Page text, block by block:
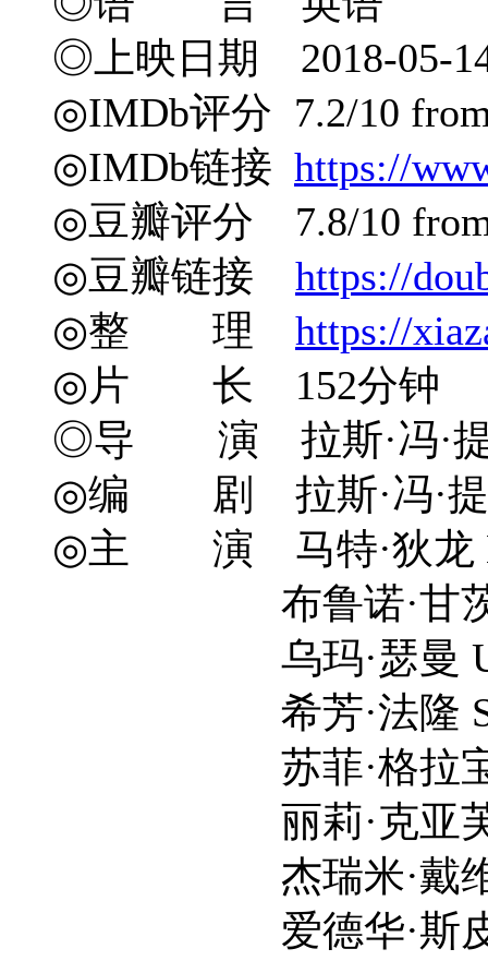
◎上映日期 2018-05-
◎IMDb评分 7.2/10 from
◎IMDb链接 https://
◎豆瓣评分 7.8/10 from
◎豆瓣链接 https://
◎整 理 https://
◎片 长 152分钟
◎导 演 拉斯·冯·提
◎编 剧 拉斯·冯·提尔
◎主 演 马特·狄龙
布鲁诺·甘茨
乌玛·瑟曼 Uma
希芳·法隆
苏菲·格拉宝
丽莉·克亚芙
杰瑞米·戴维斯
爱德华·斯皮伊